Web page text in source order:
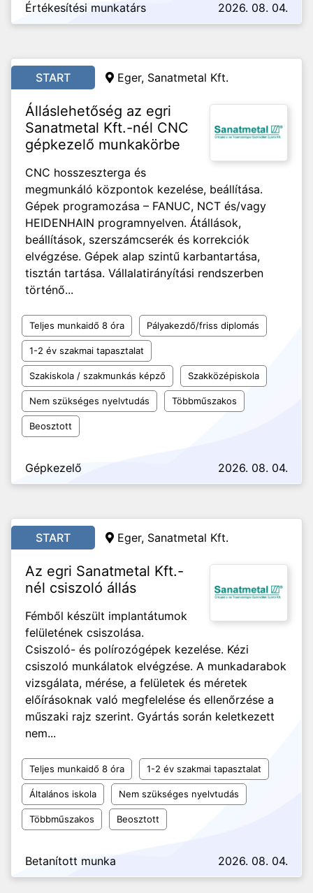
Értékesítési munkatárs 2026. 08. 04.
START Eger, Sanatmetal Kft.
Álláslehetőség az egri
Sanatmetal Kft.-nél CNC
gépkezelő munkakörbe
CNC hosszeszterga és
megmunkáló központok kezelése, beállítása.
Gépek programozása – FANUC, NCT és/vagy
HEIDENHAIN programnyelven. Átállások,
beállítások, szerszámcserék és korrekciók
elvégzése. Gépek alap szintű karbantartása,
tisztán tartása. Vállalatirányítási rendszerben
történő...
Teljes munkaidő 8 óra Pályakezdő/friss diplomás
1-2 év szakmai tapasztalat
Szakiskola / szakmunkás képző Szakközépiskola
Nem szükséges nyelvtudás Többműszakos
Beosztott
Gépkezelő 2026. 08. 04.
START Eger, Sanatmetal Kft.
Az egri Sanatmetal Kft.-
nél csiszoló állás
Fémből készült implantátumok
felületének csiszolása.
Csiszoló- és polírozógépek kezelése. Kézi
csiszoló munkálatok elvégzése. A munkadarabok
vizsgálata, mérése, a felületek és méretek
előírásoknak való megfelelése és ellenőrzése a
műszaki rajz szerint. Gyártás során keletkezett
nem...
Teljes munkaidő 8 óra 1-2 év szakmai tapasztalat
Általános iskola Nem szükséges nyelvtudás
Többműszakos Beosztott
Betanított munka 2026. 08. 04.